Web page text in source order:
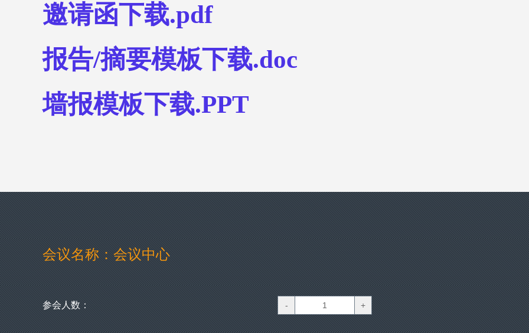
邀请函下载.pdf
报告/摘要模板下载.doc
墙报模板下载.PPT
会议名称：会议中心
参会人数：